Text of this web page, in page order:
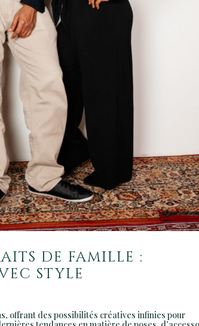
de famille :
style
offrant des possibilités créatives infinies pour